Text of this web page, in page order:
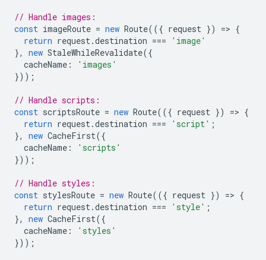
// Handle images:
const imageRoute = new Route(({ request }) => {
return request.destination ===
'image'
},
new StaleWhileRevalidate({
cacheName :
'images'
}));
// Handle scripts:
const scriptsRoute = new Route(({ request }) => {
return request.destination === 'script' ;
},
new CacheFirst({
cacheName :
'scripts'
}));
// Handle styles:
const stylesRoute = new Route(({ request }) => {
return request.destination === 'style' ;
},
new CacheFirst({
cacheName :
'styles'
}));